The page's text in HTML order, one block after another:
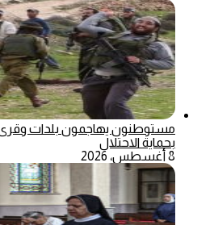
مستوطنون يهاجمون بلدات وقرى
بحماية الاحتلال
8 أغسطس، 2026